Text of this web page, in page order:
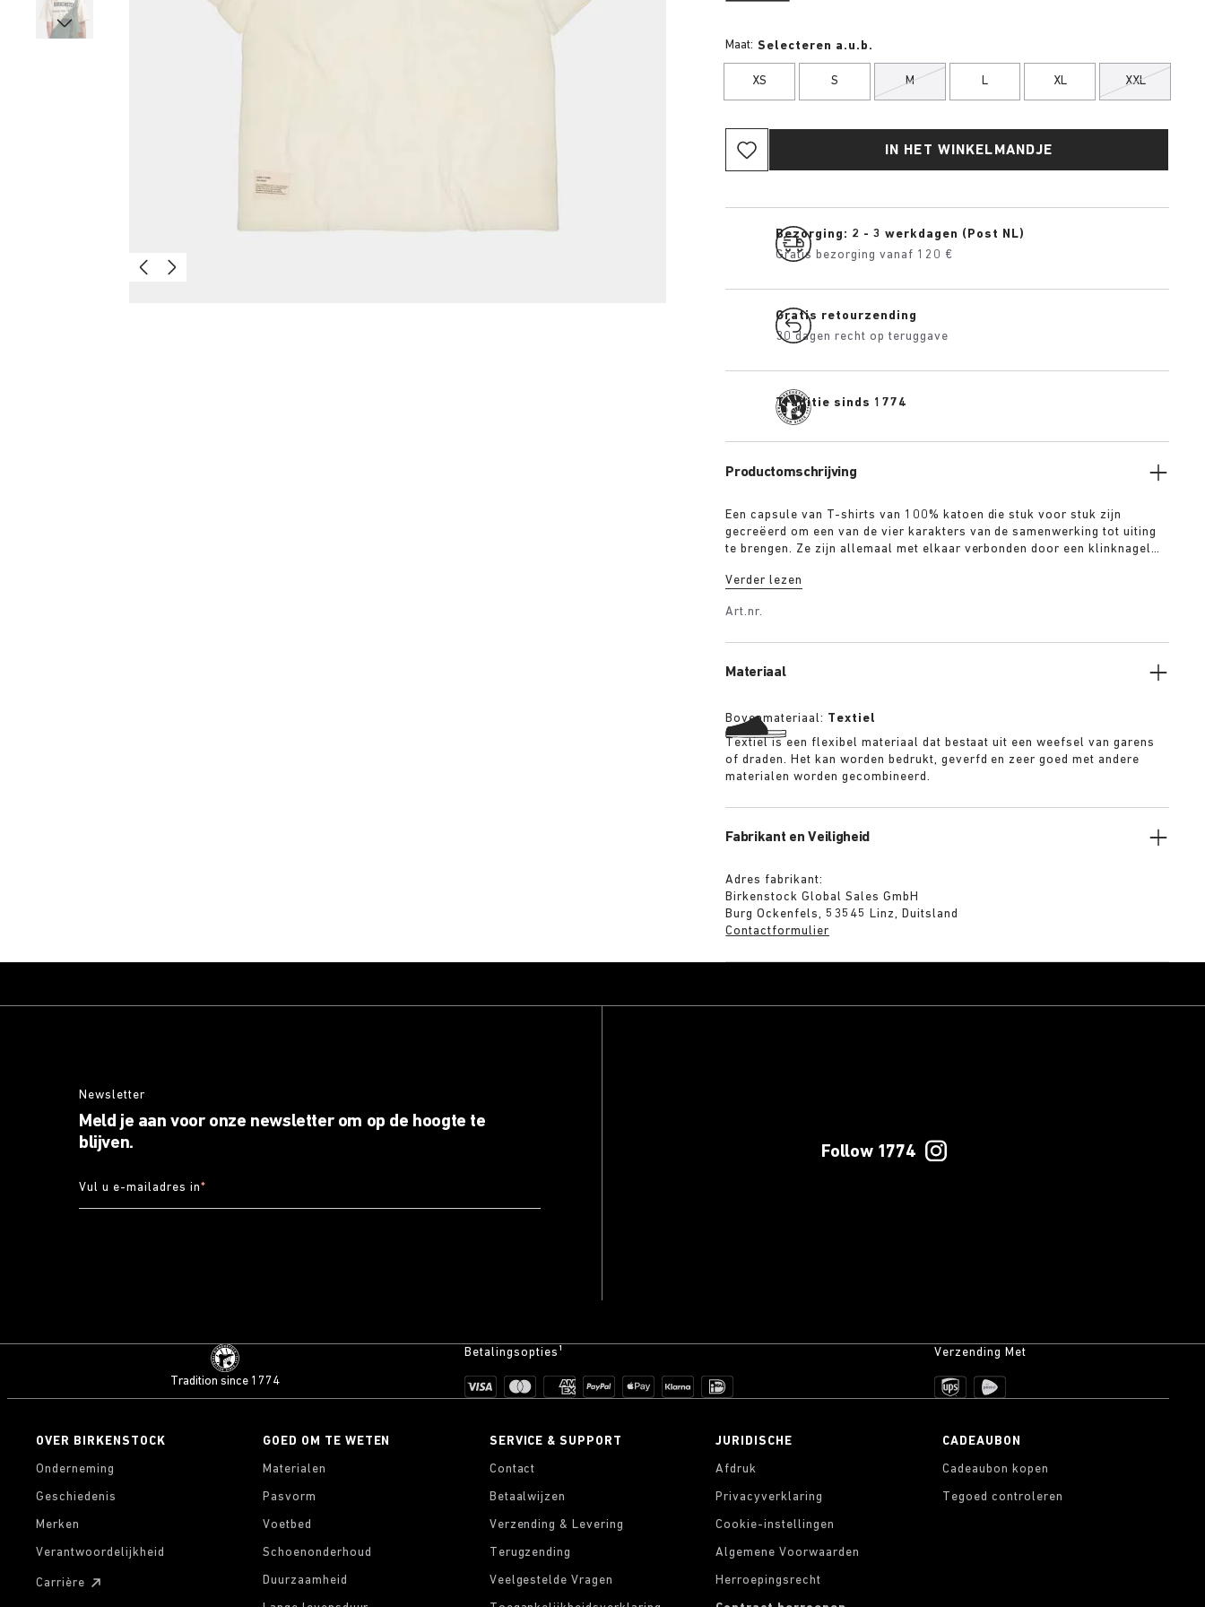
Maat: Selecteren a.u.b.
XS S M L XL XXL
IN HET WINKELMANDJE
Bezorging: 2 - 3 werkdagen (Post NL)
Gratis bezorging vanaf 120 €
Gratis retourzending
30 dagen recht op teruggave
Traditie sinds 1774
Productomschrijving
Een capsule van T-shirts van 100% katoen die stuk voor stuk zijn
gecreëerd om een van de vier karakters van de samenwerking tot uiting
te brengen. Ze zijn allemaal met elkaar verbonden door een klinknagel
Ouder gemaakt wit T-shirt met verfijnd dirt-washed patina “The
Rebel” – Destroyed T-Shirt in overdyed zwart “The Collector” – Klassiek
Verder lezen
Art.nr.
Materiaal
Bovenmateriaal: Textiel
Textiel is een flexibel materiaal dat bestaat uit een weefsel van garens
of draden. Het kan worden bedrukt, geverfd en zeer goed met andere
materialen worden gecombineerd.
Fabrikant en Veiligheid
Adres fabrikant:
Birkenstock Global Sales GmbH
Burg Ockenfels, 53545 Linz, Duitsland
Contactformulier
Newsletter
Meld je aan voor onze newsletter om op de hoogte te
blijven.
Vul u e-mailadres in*
Follow 1774
Tradition since 1774
Betalingsopties¹ Verzending Met
OVER BIRKENSTOCK
Onderneming
Geschiedenis
Merken
Verantwoordelijkheid
Carrière
GOED OM TE WETEN
Materialen
Pasvorm
Voetbed
Schoenonderhoud
Duurzaamheid
SERVICE & SUPPORT
Contact
Betaalwijzen
Verzending & Levering
Terugzending
Veelgestelde Vragen
JURIDISCHE
Afdruk
Privacyverklaring
Cookie-instellingen
Algemene Voorwaarden
Herroepingsrecht
CADEAUBON
Cadeaubon kopen
Tegoed controleren